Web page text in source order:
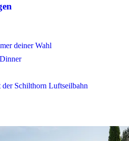
deiner Wahl
Schilthorn Luftseilbahn